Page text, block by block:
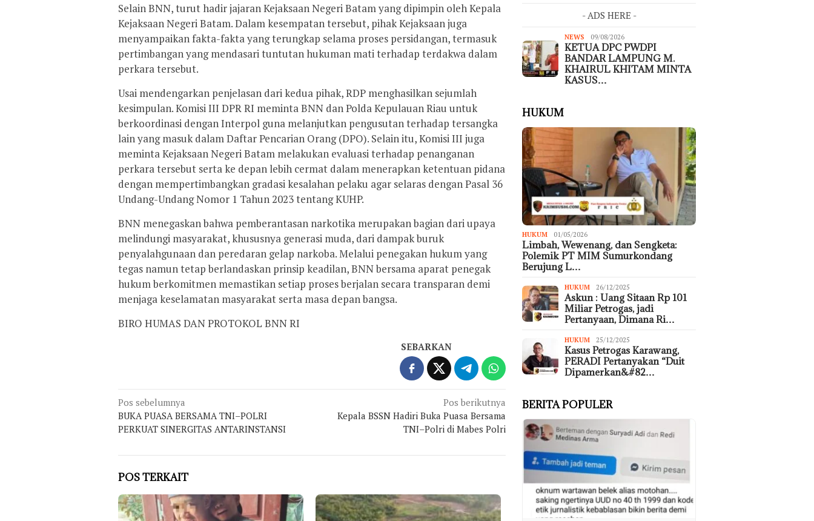
Selain BNN, turut hadir jajaran Kejaksaan Negeri Batam yang dipimpin oleh Kepala
Kejaksaan Negeri Batam. Dalam kesempatan tersebut, pihak Kejaksaan juga
menyampaikan fakta-fakta yang terungkap selama proses persidangan, termasuk
pertimbangan yang mendasari tuntutan hukuman mati terhadap terdakwa dalam
perkara tersebut.
Usai mendengarkan penjelasan dari kedua pihak, RDP menghasilkan sejumlah
kesimpulan. Komisi III DPR RI meminta BNN dan Polda Kepulauan Riau untuk
berkoordinasi dengan Interpol guna melanjutkan pengusutan terhadap tersangka
lain yang masuk dalam Daftar Pencarian Orang (DPO). Selain itu, Komisi III juga
meminta Kejaksaan Negeri Batam melakukan evaluasi terhadap penanganan
perkara tersebut serta ke depan lebih cermat dalam menerapkan ketentuan pidana
dengan mempertimbangkan gradasi kesalahan pelaku agar selaras dengan Pasal 36
Undang-Undang Nomor 1 Tahun 2023 tentang KUHP.
BNN menegaskan bahwa pemberantasan narkotika merupakan bagian dari upaya
melindungi masyarakat, khususnya generasi muda, dari dampak buruk
penyalahgunaan dan peredaran gelap narkoba. Melalui penegakan hukum yang
tegas namun tetap berlandaskan prinsip keadilan, BNN bersama aparat penegak
hukum berkomitmen memastikan setiap proses berjalan secara transparan demi
menjaga keselamatan masyarakat serta masa depan bangsa.
BIRO HUMAS DAN PROTOKOL BNN RI
SEBARKAN
Navigasi
pos
Pos sebelumnya
BUKA PUASA BERSAMA TNI–POLRI
PERKUAT SINERGITAS ANTARINSTANSI
Pos berikutnya
Kepala BSSN Hadiri Buka Puasa Bersama
TNI–Polri di Mabes Polri
POS TERKAIT
- ADS HERE -
NEWS 09/08/2026
KETUA DPC PWDPI
BANDAR LAMPUNG M.
KHAIRUL KHITAM MINTA
KASUS…
HUKUM
HUKUM 01/05/2026
Limbah, Wewenang, dan Sengketa:
Polemik PT MIM Sumurkondang
Berujung L…
HUKUM 26/12/2025
Askun : Uang Sitaan Rp 101
Miliar Petrogas, jadi
Pertanyaan, Dimana Ri…
HUKUM 25/12/2025
Kasus Petrogas Karawang,
PERADI Pertanyakan “Duit
Dipamerkan&#82…
BERITA POPULER